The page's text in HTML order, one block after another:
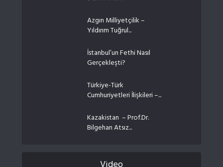
Azgın Milliyetçilik –
Yıldırım Tuğrul...
İstanbul’un Fethi Nasıl
Gerçekleşti?
Türkiye-Türk
Cumhuriyetleri İlişkileri –...
Kazakistan – Prof.Dr.
Bilgehan Atsız...